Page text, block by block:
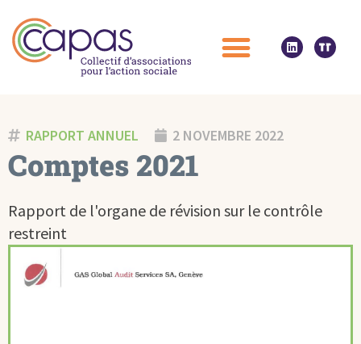
RAPPORT ANNUEL 2 NOVEMBRE 2022
Comptes 2021
Rapport de l'organe de révision sur le contrôle
restreint